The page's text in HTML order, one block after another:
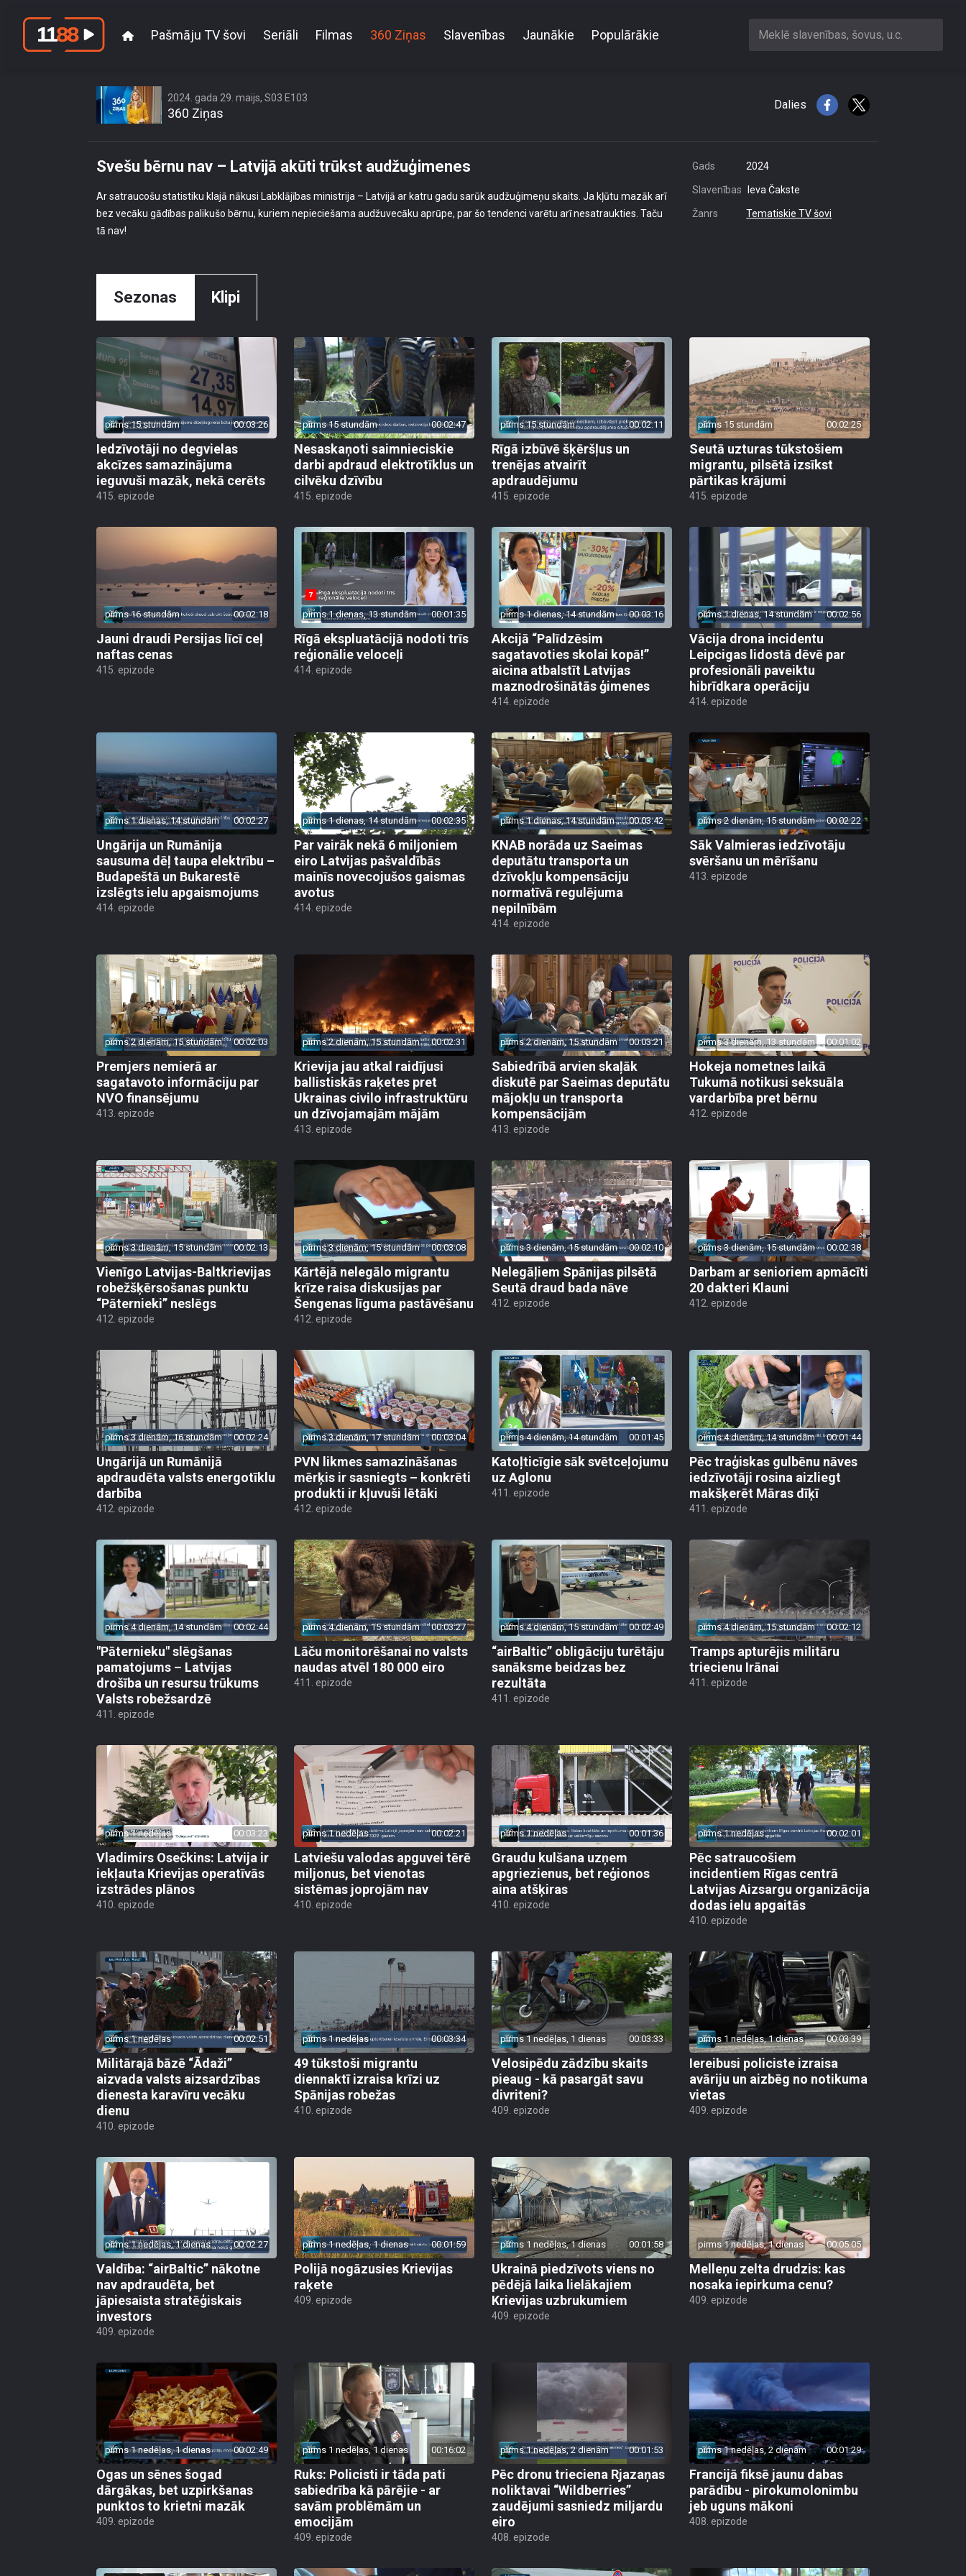
Pašmāju TV šovi Seriāli Filmas 360 Ziņas Slavenības Jaunākie Populārākie Meklē slavenības, šovus, u.c.
2024. gada 29. maijs, S03 E103
360 Ziņas
Dalies
Svešu bērnu nav – Latvijā akūti trūkst audžuģimenes
Ar satraucošu statistiku klajā nākusi Labklājības ministrija – Latvijā ar katru gadu sarūk audžuģimeņu skaits. Ja kļūtu mazāk arī
bez vecāku gādības palikušo bērnu, kuriem nepieciešama audžuvecāku aprūpe, par šo tendenci varētu arī nesatraukties. Taču
tā nav!
Gads 2024
Slavenības Ieva Čakste
Žanrs Tematiskie TV šovi
Sezonas Klipi
pirms 15 stundām 00:03:26
Iedzīvotāji no degvielas
akcīzes samazinājuma
ieguvuši mazāk, nekā cerēts
415. epizode
pirms 15 stundām 00:02:47
Nesaskaņoti saimnieciskie
darbi apdraud elektrotīklus un
cilvēku dzīvību
415. epizode
pirms 15 stundām 00:02:11
Rīgā izbūvē šķēršļus un
trenējas atvairīt
apdraudējumu
415. epizode
pirms 15 stundām 00:02:25
Seutā uzturas tūkstošiem
migrantu, pilsētā izsīkst
pārtikas krājumi
415. epizode
pirms 16 stundām 00:02:18
Jauni draudi Persijas līcī ceļ
naftas cenas
415. epizode
pirms 1 dienas, 13 stundām 00:01:35
Rīgā ekspluatācijā nodoti trīs
reģionālie veloceļi
414. epizode
pirms 1 dienas, 14 stundām 00:03:16
Akcijā “Palīdzēsim
sagatavoties skolai kopā!”
aicina atbalstīt Latvijas
maznodrošinātās ģimenes
414. epizode
pirms 1 dienas, 14 stundām 00:02:56
Vācija drona incidentu
Leipcigas lidostā dēvē par
profesionāli paveiktu
hibrīdkara operāciju
414. epizode
pirms 1 dienas, 14 stundām 00:02:27
Ungārija un Rumānija
sausuma dēļ taupa elektrību –
Budapeštā un Bukarestē
izslēgts ielu apgaismojums
414. epizode
pirms 1 dienas, 14 stundām 00:02:35
Par vairāk nekā 6 miljoniem
eiro Latvijas pašvaldībās
mainīs novecojušos gaismas
avotus
414. epizode
pirms 1 dienas, 14 stundām 00:03:42
KNAB norāda uz Saeimas
deputātu transporta un
dzīvokļu kompensāciju
normatīvā regulējuma
nepilnībām
414. epizode
pirms 2 dienām, 15 stundām 00:02:22
Sāk Valmieras iedzīvotāju
svēršanu un mērīšanu
413. epizode
pirms 2 dienām, 15 stundām 00:02:03
Premjers nemierā ar
sagatavoto informāciju par
NVO finansējumu
413. epizode
pirms 2 dienām, 15 stundām 00:02:31
Krievija jau atkal raidījusi
ballistiskās raķetes pret
Ukrainas civilo infrastruktūru
un dzīvojamajām mājām
413. epizode
pirms 2 dienām, 15 stundām 00:03:21
Sabiedrībā arvien skaļāk
diskutē par Saeimas deputātu
mājokļu un transporta
kompensācijām
413. epizode
pirms 3 dienām, 13 stundām 00:01:02
Hokeja nometnes laikā
Tukumā notikusi seksuāla
vardarbība pret bērnu
412. epizode
pirms 3 dienām, 15 stundām 00:02:13
Vienīgo Latvijas-Baltkrievijas
robežšķērsošanas punktu
“Pāternieki” neslēgs
412. epizode
pirms 3 dienām, 15 stundām 00:03:08
Kārtējā nelegālo migrantu
krīze raisa diskusijas par
Šengenas līguma pastāvēšanu
412. epizode
pirms 3 dienām, 15 stundām 00:02:10
Nelegāļiem Spānijas pilsētā
Seutā draud bada nāve
412. epizode
pirms 3 dienām, 15 stundām 00:02:38
Darbam ar senioriem apmācīti
20 dakteri Klauni
412. epizode
pirms 3 dienām, 16 stundām 00:02:24
Ungārijā un Rumānijā
apdraudēta valsts energotīklu
darbība
412. epizode
pirms 3 dienām, 17 stundām 00:03:04
PVN likmes samazināšanas
mērķis ir sasniegts – konkrēti
produkti ir kļuvuši lētāki
412. epizode
pirms 4 dienām, 14 stundām 00:01:45
Katoļticīgie sāk svētceļojumu
uz Aglonu
411. epizode
pirms 4 dienām, 14 stundām 00:01:44
Pēc traģiskas gulbēnu nāves
iedzīvotāji rosina aizliegt
makšķerēt Māras dīķī
411. epizode
pirms 4 dienām, 14 stundām 00:02:44
"Pāternieku" slēgšanas
pamatojums – Latvijas
drošība un resursu trūkums
Valsts robežsardzē
411. epizode
pirms 4 dienām, 15 stundām 00:03:27
Lāču monitorēšanai no valsts
naudas atvēl 180 000 eiro
411. epizode
pirms 4 dienām, 15 stundām 00:02:49
“airBaltic” obligāciju turētāju
sanāksme beidzas bez
rezultāta
411. epizode
pirms 4 dienām, 15 stundām 00:02:12
Tramps apturējis militāru
triecienu Irānai
411. epizode
pirms 1 nedēļas 00:03:23
Vladimirs Osečkins: Latvija ir
iekļauta Krievijas operatīvās
izstrādes plānos
410. epizode
pirms 1 nedēļas 00:02:21
Latviešu valodas apguvei tērē
miljonus, bet vienotas
sistēmas joprojām nav
410. epizode
pirms 1 nedēļas 00:01:36
Graudu kulšana uzņem
apgriezienus, bet reģionos
aina atšķiras
410. epizode
pirms 1 nedēļas 00:02:01
Pēc satraucošiem
incidentiem Rīgas centrā
Latvijas Aizsargu organizācija
dodas ielu apgaitās
410. epizode
pirms 1 nedēļas 00:02:51
Militārajā bāzē “Ādaži”
aizvada valsts aizsardzības
dienesta karavīru vecāku
dienu
410. epizode
pirms 1 nedēļas 00:03:34
49 tūkstoši migrantu
diennaktī izraisa krīzi uz
Spānijas robežas
410. epizode
pirms 1 nedēļas, 1 dienas 00:03:33
Velosipēdu zādzību skaits
pieaug - kā pasargāt savu
divriteni?
409. epizode
pirms 1 nedēļas, 1 dienas 00:03:39
Iereibusi policiste izraisa
avāriju un aizbēg no notikuma
vietas
409. epizode
pirms 1 nedēļas, 1 dienas 00:02:27
Valdība: “airBaltic” nākotne
nav apdraudēta, bet
jāpiesaista stratēģiskais
investors
409. epizode
pirms 1 nedēļas, 1 dienas 00:01:59
Polijā nogāzusies Krievijas
raķete
409. epizode
pirms 1 nedēļas, 1 dienas 00:01:58
Ukrainā piedzīvots viens no
pēdējā laika lielākajiem
Krievijas uzbrukumiem
409. epizode
pirms 1 nedēļas, 1 dienas 00:05:05
Melleņu zelta drudzis: kas
nosaka iepirkuma cenu?
409. epizode
pirms 1 nedēļas, 1 dienas 00:02:49
Ogas un sēnes šogad
dārgākas, bet uzpirkšanas
punktos to krietni mazāk
409. epizode
pirms 1 nedēļas, 1 dienas 00:16:02
Ruks: Policisti ir tāda pati
sabiedrība kā pārējie - ar
savām problēmām un
emocijām
409. epizode
pirms 1 nedēļas, 2 dienām 00:01:53
Pēc dronu trieciena Rjazaņas
noliktavai “Wildberries”
zaudējumi sasniedz miljardu
eiro
408. epizode
pirms 1 nedēļas, 2 dienām 00:01:29
Francijā fiksē jaunu dabas
parādību - pirokumolonimbu
jeb uguns mākoni
408. epizode